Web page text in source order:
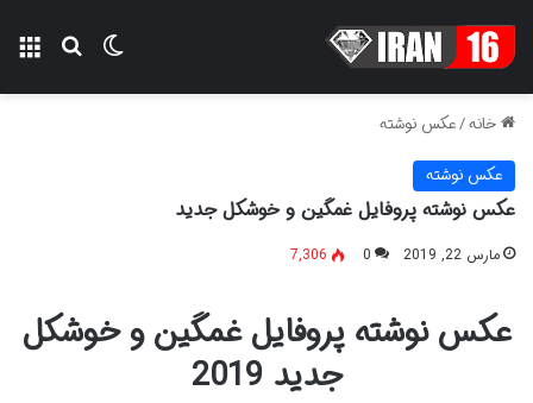
تغییر پوسته
خانه/عکس نوشته
عکس نوشته
عکس نوشته پروفایل غمگین و خوشکل جدید
مارس 22, 2019 0
7,306
عکس نوشته پروفایل غمگین و خوشکل
جدید 2019